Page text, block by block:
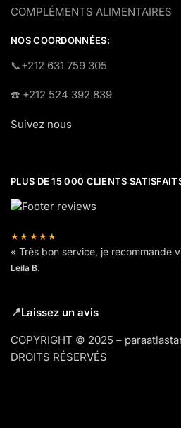
COMPLÉMENTS ALIMENTAIRES
NOS COORDONNÉES:
​📞+212 631 759 305
☎️​ +212 524 392 839
Suivez nous
PLUS DE 15 000 CLIENTS
★★★★★
« Très bon service, je recommande
Leila B.
📍Laissez un avis
COPYRIGHT © 2025 –
DROITS RÉSERVÉS